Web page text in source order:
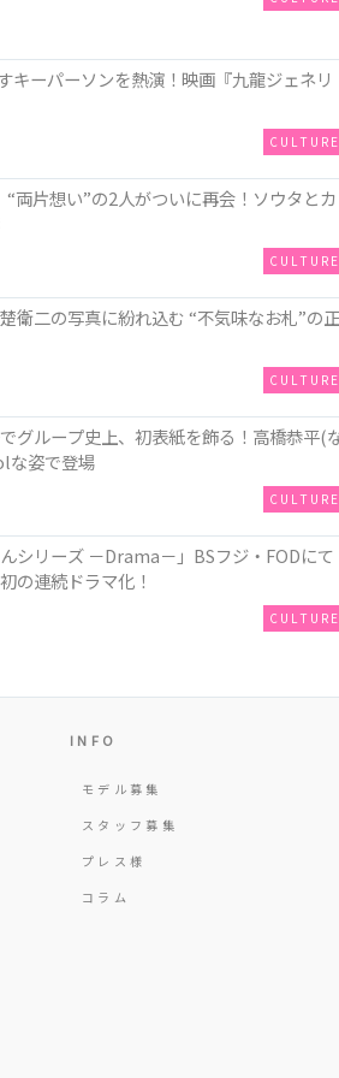
ーパーソンを熱演！映画『九⿓ジェネリ
CULTURE
両片想い”の2人がついに再会！ソウタとカ
CULTURE
衛二の写真に紛れ込む “不気味なお札”の正
CULTURE
グループ史上、初表紙を飾る！高橋恭平(
な姿で登場
CULTURE
シリーズ －Drama－」BSフジ・FODにて
の連続ドラマ化！
CULTURE
INFO
モデル募集
スタッフ募集
プレス様
コラム